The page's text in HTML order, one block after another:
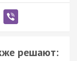
решают: